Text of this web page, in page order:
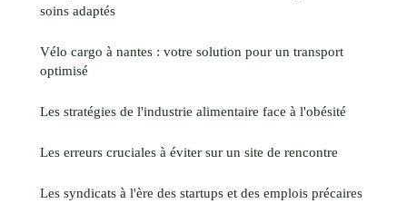
soins adaptés
Vélo cargo à nantes : votre solution pour un transport
optimisé
Les stratégies de l'industrie alimentaire face à l'obésité
Les erreurs cruciales à éviter sur un site de rencontre
Les syndicats à l'ère des startups et des emplois précaires